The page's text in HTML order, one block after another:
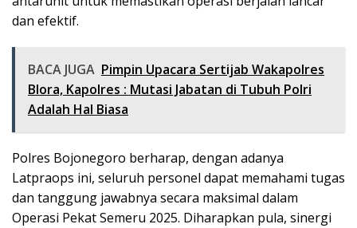
dan efektif.
BACA JUGA Pimpin Upacara Sertijab Wakapolres
Blora, Kapolres : Mutasi Jabatan di Tubuh Polri
Adalah Hal Biasa
Polres Bojonegoro berharap, dengan adanya
Latpraops ini, seluruh personel dapat memahami tugas
dan tanggung jawabnya secara maksimal dalam
Operasi Pekat Semeru 2025. Diharapkan pula, sinergi